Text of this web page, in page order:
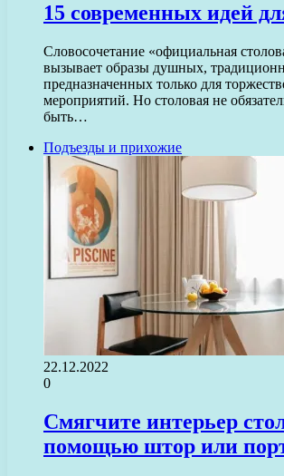
15 современных идей
Словосочетание «официальная
вызывает образы душных,
предназначенных только для
мероприятий. Но столовая не
быть…
Подъезды и прихожие
22.12.2022
0
Смягчите интерьер
помощью штор или